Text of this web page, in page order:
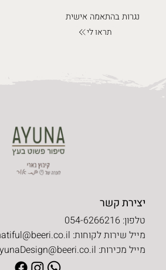
נגרות בהתאמה אישית
תראו לי
יצירת קשר
טלפון: 054-6266216
מייל שירות לקוחות:
מייל מכירות: